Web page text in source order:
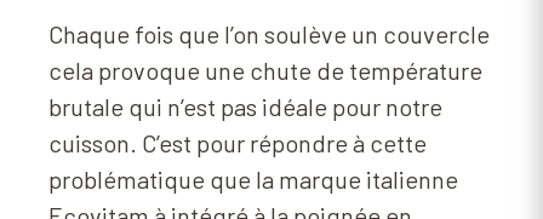
Chaque fois que l’on soulève un couvercle
cela provoque une chute de température
brutale qui n’est pas idéale pour notre
cuisson. C’est pour répondre à cette
problématique que la marque italienne